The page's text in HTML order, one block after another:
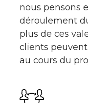
nous pensons
déroulement
plus de ces
clients
au cours du